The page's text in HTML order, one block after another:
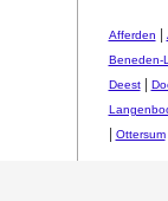
Afferden
Beneden-
Deest|
Ottersum